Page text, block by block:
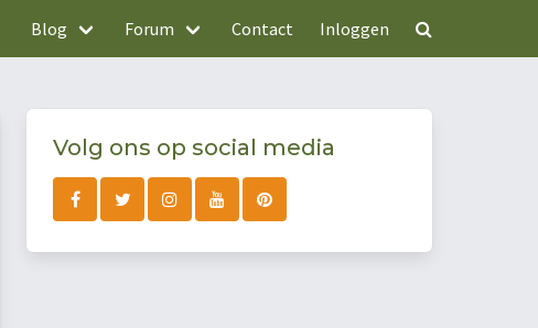
Blog Forum Contact Inloggen
Volg ons op social media